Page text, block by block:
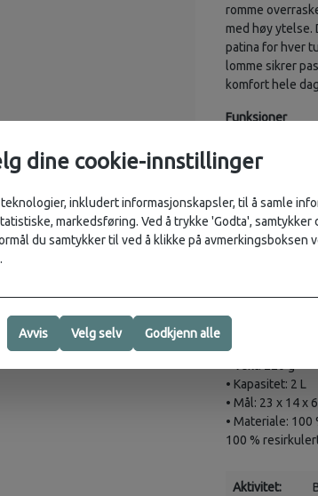
romme
med høy
patina for hver
lomme sikrer
komfort hele
Funksjoner
• Allsidig
• Sentrert
• Polstret rom
•
• Sidehåndtak.
• Reflekterende
• Kapasitet: 2 L
• Mål: 23 x 14 x
• Materiale:
100 %
Aktivitet:
dine cookie-innstillinger
inkludert informasjonskapsler, til å samle
markedsføring. Ved å trykke 'Godta', samtykker
du samtykker til ved å klikke på avmerkingsboksen
Avvis Velg selv Godkjenn alle